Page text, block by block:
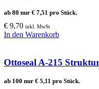
ab 80 nur € 7,51 pro Stück.
€ 9,70 inkl. MwSt
In den Warenkorb
Ottoseal A-215
ab 100 nur € 5,11 pro Stück.